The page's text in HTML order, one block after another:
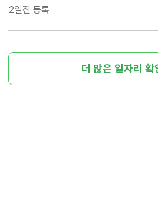
2일전 등록
더 많은 일자리 확